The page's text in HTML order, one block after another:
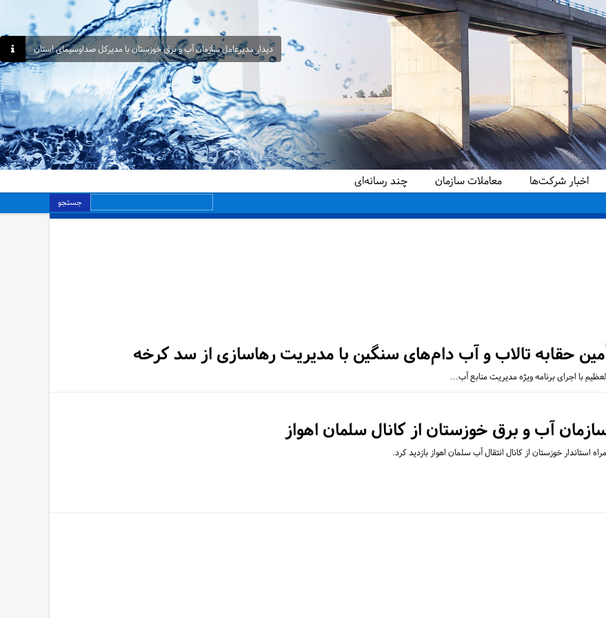
دیدار مدیرعامل سازمان آب و برق خوزستان با مدیرکل صداوسیمای استان
اخبار شرکت‌ها معاملات سازمان چند رسانه‌ای
جستجو
حقابه تالاب و آب دام‌های سنگین با مدیریت رهاسازی از سد کرخه
با اجرای برنامه ویژه مدیریت منابع آب…
آب و برق خوزستان از کانال سلمان اهواز
استاندار خوزستان از کانال انتقال آب سلمان اهواز بازدید کرد.